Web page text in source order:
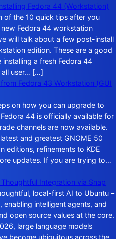
Fedora 44 (Workstation)
of the 10 quick tips after you
Fedora 44 workstation
will talk about a few post-install
edition. These are a good
a fresh Fedora 44
all user… […]
Fedora 43 Workstation (GUI
on how you can upgrade to
44 is officially available for
channels are now available.
and greatest GNOME 50
editions, refinements to KDE
updates. If you are trying to…
Integration via Snap
local-first AI to Ubuntu –
enabling intelligent agents, and
open source values at the core.
large language models